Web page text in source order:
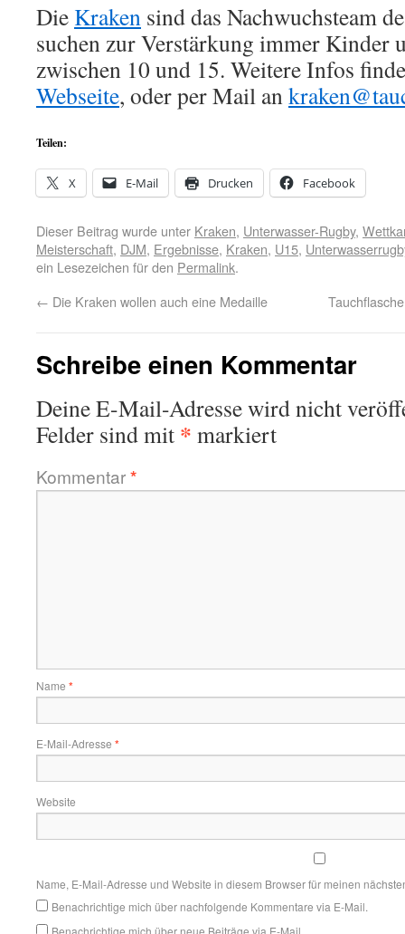
Die Kraken sind das Nachwuchsteam
suchen zur Verstärkung immer Kinder
zwischen 10 und 15. Weitere Infos
Webseite, oder per Mail ankraken@
Teilen:
X E-Mail Drucken Facebook
Dieser Beitrag wurde unter Kraken, Unterwasser-Rugby,
Meisterschaft, DJM, Ergebnisse, Kraken, U15,
ein Lesezeichen für den Permalink.
← Die Kraken wollen auch eine Medaille
Schreibe einen Kommentar
Deine E-Mail-Adresse wird nicht
Felder sind mit * markiert
Kommentar*
Name *
E-Mail-Adresse *
Website
Name, E-Mail-Adresse und Website in diesem Browser für meinen
Benachrichtige mich über nachfolgende Kommentare via E-Mail.
Benachrichtige mich über neue Beiträge via E-Mail.